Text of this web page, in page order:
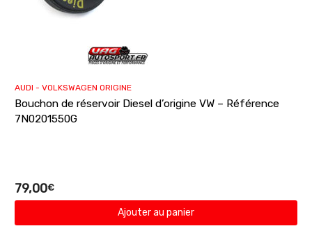
AUDI - VOLKSWAGEN ORIGINE
Bouchon de réservoir Diesel d’origine VW – Référence
7N0201550G
79,00€
Ajouter au panier